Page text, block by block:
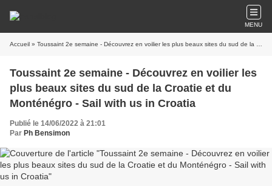
MENU
Accueil » Toussaint 2e semaine - Découvrez en voilier les plus beaux sites du sud de la Croatie et du Monténégro - Sail with us in Croatia
Toussaint 2e semaine - Découvrez en voilier les
plus beaux sites du sud de la Croatie et du
Monténégro - Sail with us in Croatia
Publié le 14/06/2022 à 21:01
Par Ph Bensimon